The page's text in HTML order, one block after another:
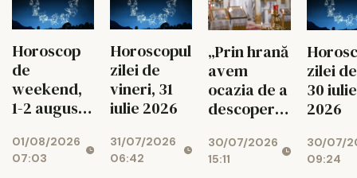
Horoscop
de
weekend,
1-2 august
01/08/2026
07:03
Horoscopul
zilei de
vineri, 31
iulie 2026
31/07/2026
06:42
„Prin hrană
avem
ocazia de a
descoperi
Bunul
Dumnezeu”
30/07/2026
15:11
zilei
30 iulie
2026
30/07/
09:24